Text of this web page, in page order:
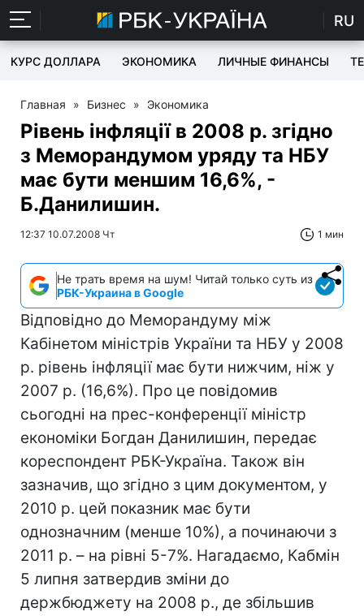
RU
КУРС ДОЛЛАРА ЭКОНОМИКА ЛИЧНЫЕ ФИНАНСЫ
Главная » Бизнес » Экономика
Рівень інфляції в 2008 р. згідно
з Меморандумом уряду та НБУ
має бути меншим 16,6%, -
Б.Данилишин.
12:37 10.07.2008 Чт 1 мин
Не трать время на шум! Читай только суть из
РБК-Украина в Google
Відповідно до Меморандуму між
Кабінетом міністрів України та НБУ у 2008
р. рівень інфляції має бути нижчим, ніж у
2007 р. (16,6%). Про це повідомив
сьогодні на прес-конференції міністр
економіки Богдан Данилишин, передає
кореспондент РБК-Україна. Також він
зазначив, що згідно з цим документом, у
2010 р. цей показник має бути
однозначним (менше 10%), а починаючи з
2011 р. – на рівні 5-7%. Нагадаємо, Кабмін
5 липня затвердив зміни до
держбюджету на 2008 р., де збільшив